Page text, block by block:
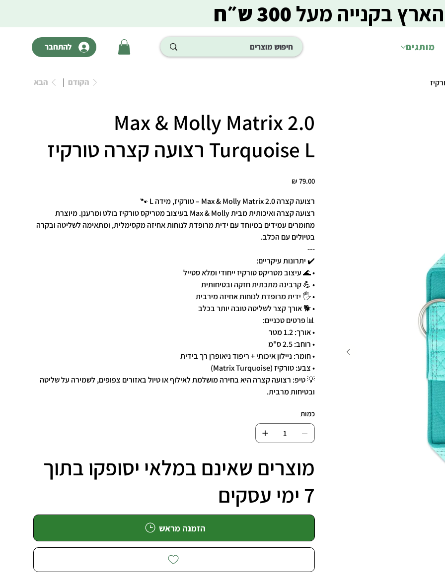
מותגים להתחבר
בקנייה מעל300 ש״ח
הקודם הבא
Max & Molly Matrix 2.0
Turquoise L רצועה קצרה טורקיז
מחיר ‏79.00 ‏₪
רצועה קצרה Max & Molly Matrix 2.0 – טורקיז, מידה L 🐾
רצועה קצרה ואיכותית מבית Max & Molly בעיצוב מטריקס טורקיז בולט ומרענן. מיוצרת
מחומרים עמידים במיוחד עם ידית מרופדת לנוחות אחיזה מקסימלית, ומתאימה לשליטה ובקרה
בטיולים עם הכלב.
---
✔️ יתרונות עיקריים:
• 🌊 עיצוב מטריקס טורקיז ייחודי ומלא סטייל
• 💪 קרבינה מתכתית חזקה ובטיחותית
• 🖐️ ידית מרופדת לנוחות אחיזה מירבית
• 🐕 אורך קצר לשליטה טובה יותר בכלב
📊 פרטים טכניים:
• אורך: 1.2 מטר
• רוחב: 2.5 ס"מ
• חומר: ניילון איכותי + ריפוד ניאופרן רך בידית
• צבע: טורקיז (Matrix Turquoise)
💡 טיפ: רצועה קצרה היא בחירה מושלמת לאילוף או טיול באזורים צפופים, לשמירה על שליטה
ובטיחות מרבית.
כמות
מוצרים שאינם במלאי יסופקו בתוך
7 ימי עסקים
הזמנה מראש